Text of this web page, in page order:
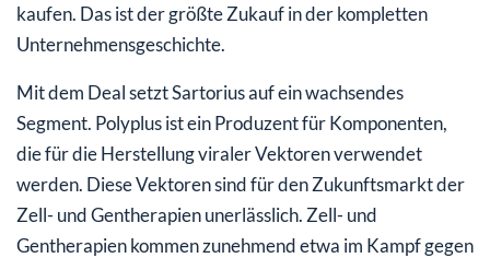
kaufen. Das ist der größte Zukauf in der kompletten
Unternehmensgeschichte.
Mit dem Deal setzt Sartorius auf ein wachsendes
Segment. Polyplus ist ein Produzent für Komponenten,
die für die Herstellung viraler Vektoren verwendet
werden. Diese Vektoren sind für den Zukunftsmarkt der
Zell- und Gentherapien unerlässlich. Zell- und
Gentherapien kommen zunehmend etwa im Kampf gegen